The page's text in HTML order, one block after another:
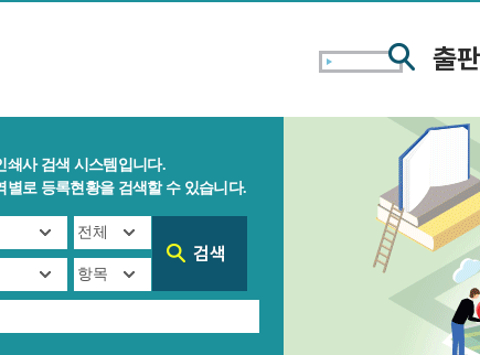
쇄사 검색 시스템입니다.
별로 등록현황을 검색할 수 있습니다.